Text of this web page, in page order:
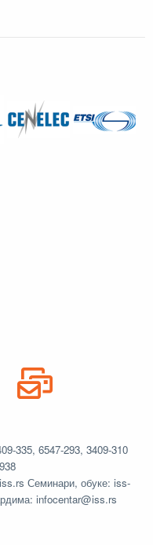
335, 6547-293, 3409-310
Семинари, обуке: iss-
infocentar@iss.rs